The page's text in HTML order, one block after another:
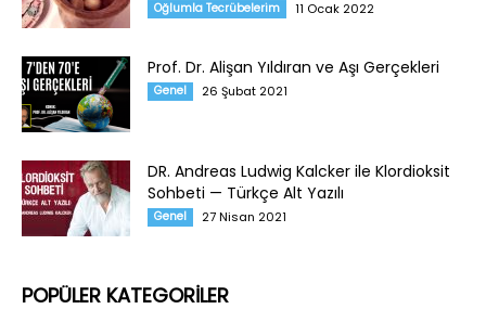
Oğlumla Tecrübelerim 11 Ocak 2022
Prof. Dr. Alişan Yıldıran ve Aşı Gerçekleri
Genel 26 Şubat 2021
DR. Andreas Ludwig Kalcker ile Klordioksit
Sohbeti — Türkçe Alt Yazılı
Genel 27 Nisan 2021
POPÜLER KATEGORİLER